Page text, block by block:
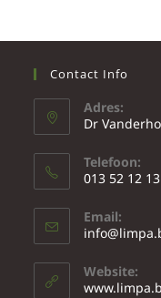
Contact Info
Adres:
Dr
Telefoon:
013 52 12 13
Email:
Website: